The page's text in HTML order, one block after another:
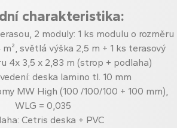
charakteristika:
2 moduly: 1 ks modulu o rozměru
světlá výška 2,5 m + 1 ks terasový
4x 3,5 x 2,83 m (strop + podlaha)
deska lamino tl. 10 mm
MW High (100 /100/100 + 100 mm),
WLG = 0,035
Cetris deska + PVC